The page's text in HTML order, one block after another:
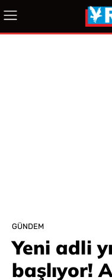
GÜNDEM
Yeni adli
başlıyor!